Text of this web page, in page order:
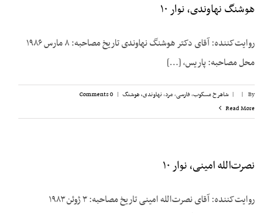
هوشنگ نهاوندی، نوار ۱۰
روایت‌کننده: آقای دکتر هوشنگ نهاوندی تاریخ مصاحبه: ۸ مارس ۱۹۸۶
محل مصاحبه: پاریس، [...]
By
|
| شاهرخ مسکوب,فارسی,مرد,نهاوندی، هوشنگ |
0 Comments
Read More
نصرت‌الله امینی، نوار ۱۰
روایت‌کننده: آقای نصرت‌الله امینی تاریخ مصاحبه: ۳ ژوئن ۱۹۸۳